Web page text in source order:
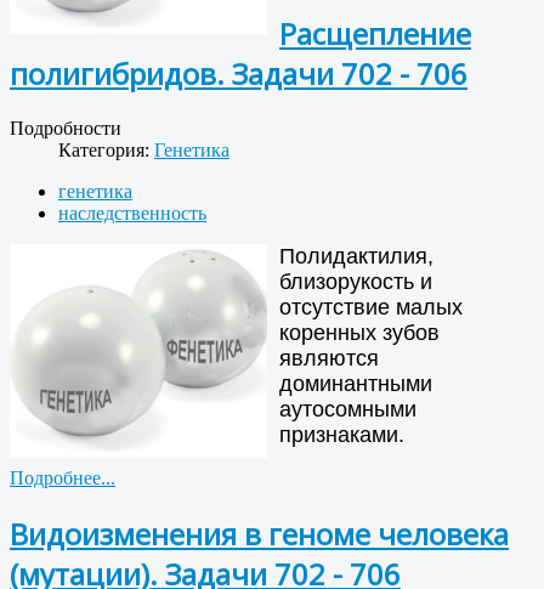
Расщепление
полигибридов. Задачи 702 - 706
Подробности
Категория: Генетика
генетика
наследственность
Полидактилия,
близорукость и
отсутствие малых
коренных зубов
являются
доминантными
аутосомными
признаками.
Подробнее...
Видоизменения в геноме человека
(мутации). Задачи 702 - 706